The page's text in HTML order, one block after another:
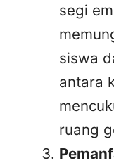
segi
siswa
antara
ruang